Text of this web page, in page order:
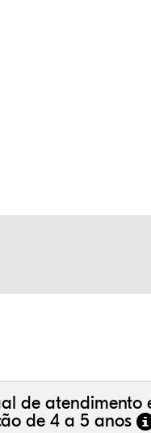
de atendimento
de 4 a 5 anos